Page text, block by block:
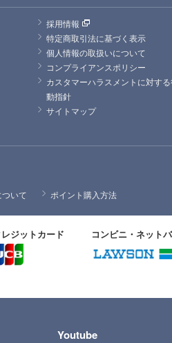
採用情報
特定商取引法に基づく表示
個人情報の取扱いについて
コンプライアンスポリシー
カスタマーハラスメントに対す
動指針
サイトマップ
いて ポイント購入方法
ジットカード コンビニ・ネット
Youtube